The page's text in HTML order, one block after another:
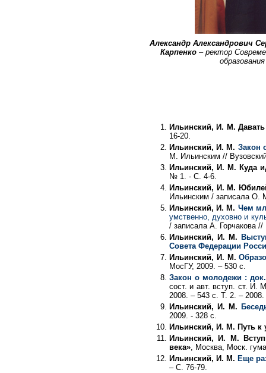
Александр Александрович
Карпенко– ректор
Ильинский, И. М.
16-20.
Ильинский, И. М. Закон
М. Ильинским //
Ильинский, И. М. Куда
№ 1. - С. 4-6.
Ильинский, И. М.
Ильинским / записала
Ильинский, И. М. Чем
умственно, духовно и
/ записала А. Горчакова
Ильинский, И. М.
Совета Федерации
Ильинский, И. М.
МосГУ, 2009. – 530 с.
Закон о молодежи :
сост. и авт. вступ. ст.
2008. – 543 с. Т. 2. –
Ильинский, И. М.
2009. - 328 с.
Ильинский, И. М. Путь к
Ильинский, И. М.
века», Москва, Моск.
Ильинский, И. М. Еще
– С. 76-79.